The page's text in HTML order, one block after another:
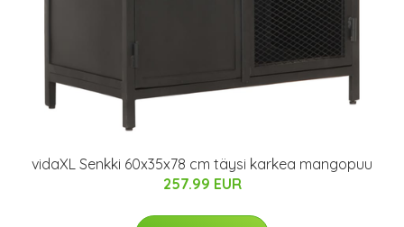
vidaXL Senkki 60x35x78 cm täysi karkea mangopuu
257.99 EUR